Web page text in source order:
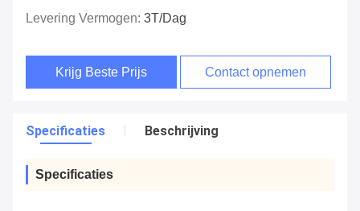
Levering Vermogen: 3T/dag
Krijg Beste Prijs Contact opnemen
Specificaties Beschrijving
Specificaties